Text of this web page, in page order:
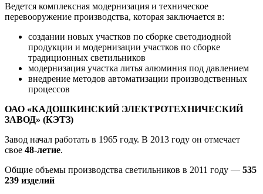
Ведется комплексная модернизация и техническое
перевооружение производства, которая заключается в:
создании новых участков по сборке светодиодной
продукции и модернизации участков по сборке
традиционных светильников
модернизация участка литья алюминия под давлением
внедрение методов автоматизации производственных
процессов
ОАО «КАДОШКИНСКИЙ ЭЛЕКТРОТЕХНИЧЕСКИЙ
ЗАВОД» (КЭТЗ)
Завод начал работать в 1965 году. В 2013 году он отмечает
свое 48-летие.
Общие объемы производства светильников в 2011 году — 535
239 изделий